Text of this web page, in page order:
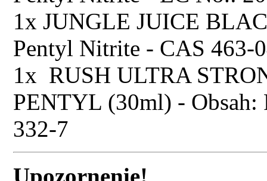
1x JUNGLE JUICE
Pentyl Nitrite - CAS 463-
1x RUSH ULTRA
PENTYL (30ml) -
332-7